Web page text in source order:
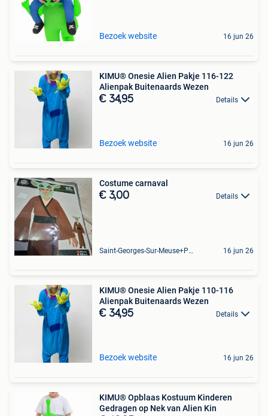
Bezoek website 16 jun 26
KIMU® Onesie Alien Pakje 116-122
Alienpak Buitenaards Wezen
€ 34,95 Details
Bezoek website 16 jun 26
Costume carnaval
€ 3,00 Details
Saint-Georges-Sur-Meuse+Partie De Hermalle-Sous-Huy 16 jun 26
KIMU® Onesie Alien Pakje 110-116
Alienpak Buitenaards Wezen
€ 34,95 Details
Bezoek website 16 jun 26
KIMU® Opblaas Kostuum Kinderen
Gedragen op Nek van Alien Kin